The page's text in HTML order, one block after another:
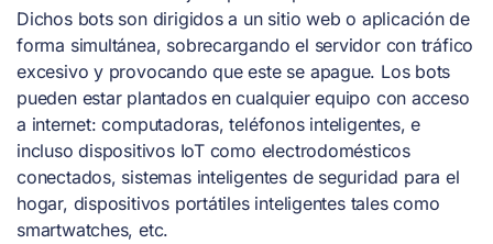
Dichos bots son dirigidos a un sitio web o aplicación de
forma simultánea, sobrecargando el servidor con tráfico
excesivo y provocando que este se apague. Los bots
pueden estar plantados en cualquier equipo con acceso
a internet: computadoras, teléfonos inteligentes, e
incluso dispositivos IoT como electrodomésticos
conectados, sistemas inteligentes de seguridad para el
hogar, dispositivos portátiles inteligentes tales como
smartwatches, etc.